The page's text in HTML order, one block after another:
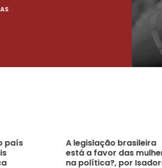
23
país
A legislação brasileira
está a favor das
na política?, por